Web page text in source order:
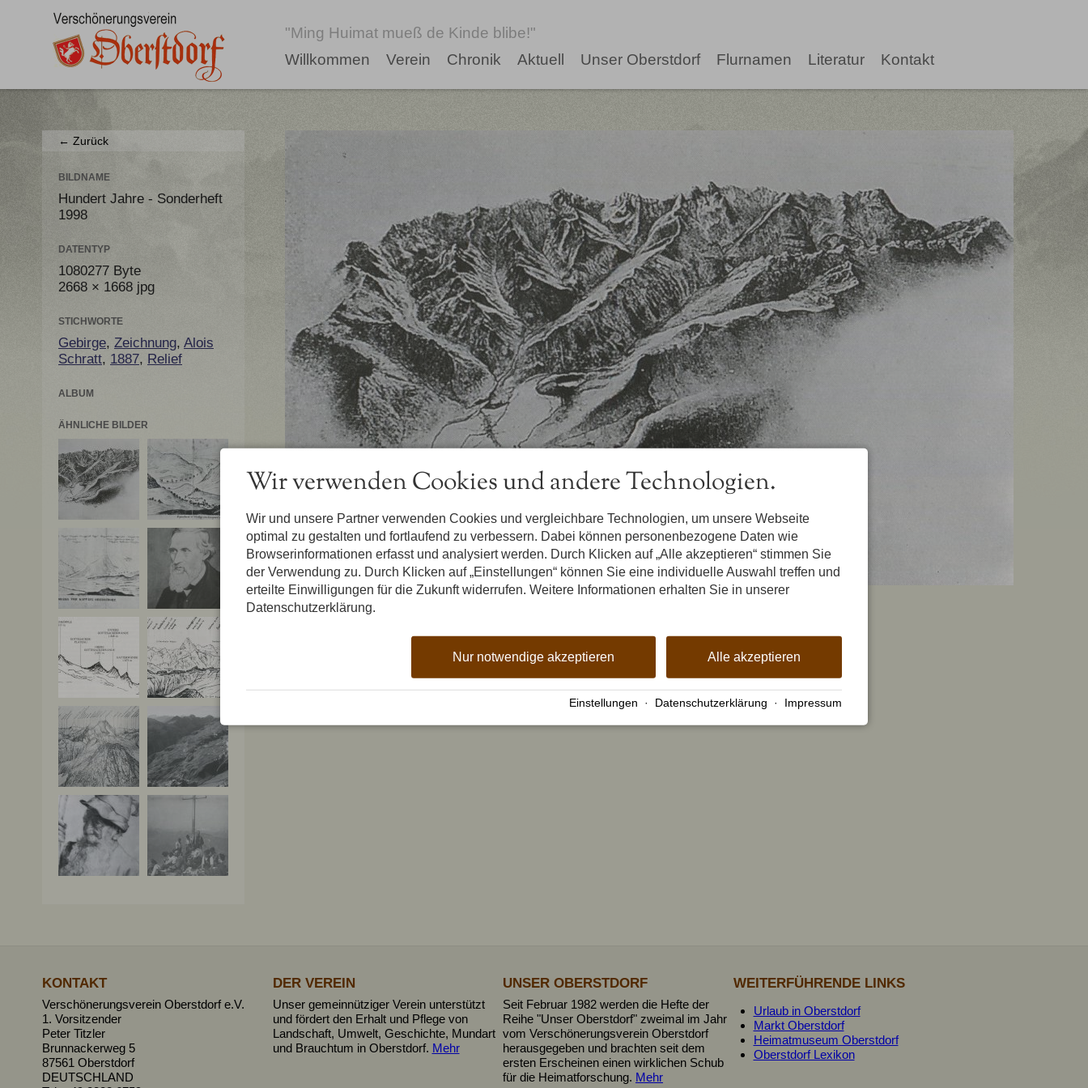
"Ming Huimat mueß de Kinde blibe!"
Willkommen
Verein Chronik Aktuell Unser Oberstdorf Flurnamen Literatur Kontakt
← Zurück
BILDNAME
Hundert Jahre - Sonderheft
1998
DATENTYP
1080277 Byte
2668 × 1668 jpg
STICHWORTE
Gebirge, Zeichnung, Alois
Schratt, 1887, Relief
ALBUM
ÄHNLICHE BILDER
KONTAKT
Verschönerungsverein Oberstdorf e.V.
1. Vorsitzender
Peter Titzler
Brunnackerweg 5
87561 Oberstdorf
DEUTSCHLAND
DER VEREIN
Unser gemeinnütziger Verein unterstützt
und fördert den Erhalt und Pflege von
Landschaft, Umwelt, Geschichte, Mundart
und Brauchtum in Oberstdorf. Mehr
UNSER OBERSTDORF
Seit Februar 1982 werden die Hefte der
Reihe "Unser Oberstdorf" zweimal im Jahr
vom Verschönerungsverein Oberstdorf
herausgegeben und brachten seit dem
ersten Erscheinen einen wirklichen Schub
für die Heimatforschung. Mehr
WEITERFÜHRENDE LINKS
Urlaub in Oberstdorf
Markt Oberstdorf
Heimatmuseum Oberstdorf
Oberstdorf Lexikon
Wir verwenden Cookies und andere Technologien.
Wir und unsere Partner verwenden Cookies und vergleichbare Technologien, um unsere Webseite
optimal zu gestalten und fortlaufend zu verbessern. Dabei können personenbezogene Daten wie
Browserinformationen erfasst und analysiert werden. Durch Klicken auf „Alle akzeptieren“ stimmen Sie
der Verwendung zu. Durch Klicken auf „Einstellungen“ können Sie eine individuelle Auswahl treffen und
erteilte Einwilligungen für die Zukunft widerrufen. Weitere Informationen erhalten Sie in unserer
Datenschutzerklärung.
Alle akzeptieren
Nur notwendige akzeptieren
Einstellungen · Datenschutzerklärung · Impressum